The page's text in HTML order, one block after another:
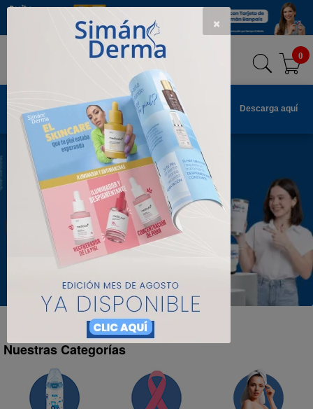
× Cerrar
0
Usted tiene 0 artículos en su carrito
Farmacia Simán
Descarga nuestra APP
Realiza tus compras
Descarga aquí
Nuestras Categorías